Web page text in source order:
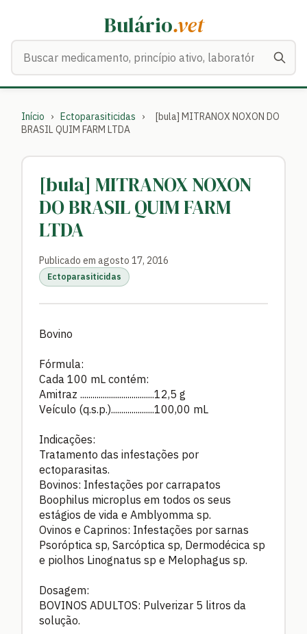
Bulário.vet
Início › Ectoparasiticidas ›
[bula] MITRANOX NOXON DO
BRASIL QUIM FARM LTDA
[bula] MITRANOX NOXON
DO BRASIL QUIM FARM
LTDA
Publicado em agosto 17, 2016
Ectoparasiticidas
Bovino
Fórmula:
Cada 100 mL contém:
Amitraz ....................................12,5 g
Veículo (q.s.p.).....................100,00 mL
Indicações:
Tratamento das infestações por
ectoparasitas.
Bovinos: Infestações por carrapatos
Boophilus microplus em todos os seus
estágios de vida e Amblyomma sp.
Ovinos e Caprinos: Infestações por sarnas
Psoróptica sp, Sarcóptica sp, Dermodécica sp
e piolhos Linognatus sp e Melophagus sp.
Dosagem:
BOVINOS ADULTOS: Pulverizar 5 litros da
solução.